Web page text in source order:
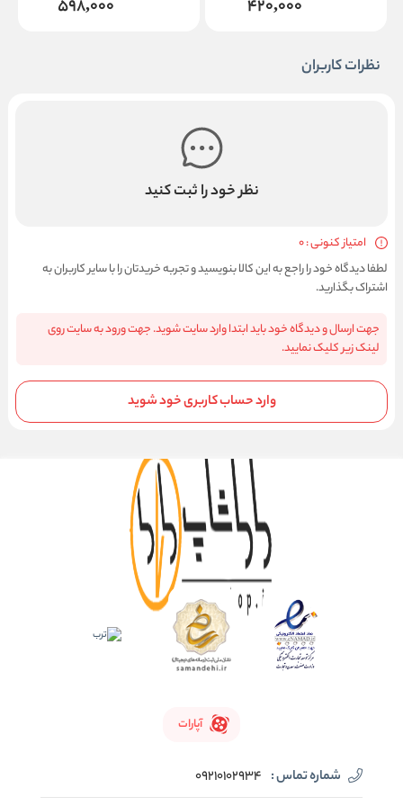
420,000
598,000
نظرات کاربران
نظر خود را ثبت کنید
امتیاز کنونی : 0
لطفا دیدگاه خود را راجع به این کالا بنویسید و تجربه خریدتان را با سایر کاربران به
اشتراک بگذارید.
جهت ارسال و دیدگاه خود باید ابتدا وارد سایت شوید. جهت ورود به سایت روی
لینک زیر کلیک نمایید.
وارد حساب کاربری خود شوید
آپارات
شماره تماس : 09210102934